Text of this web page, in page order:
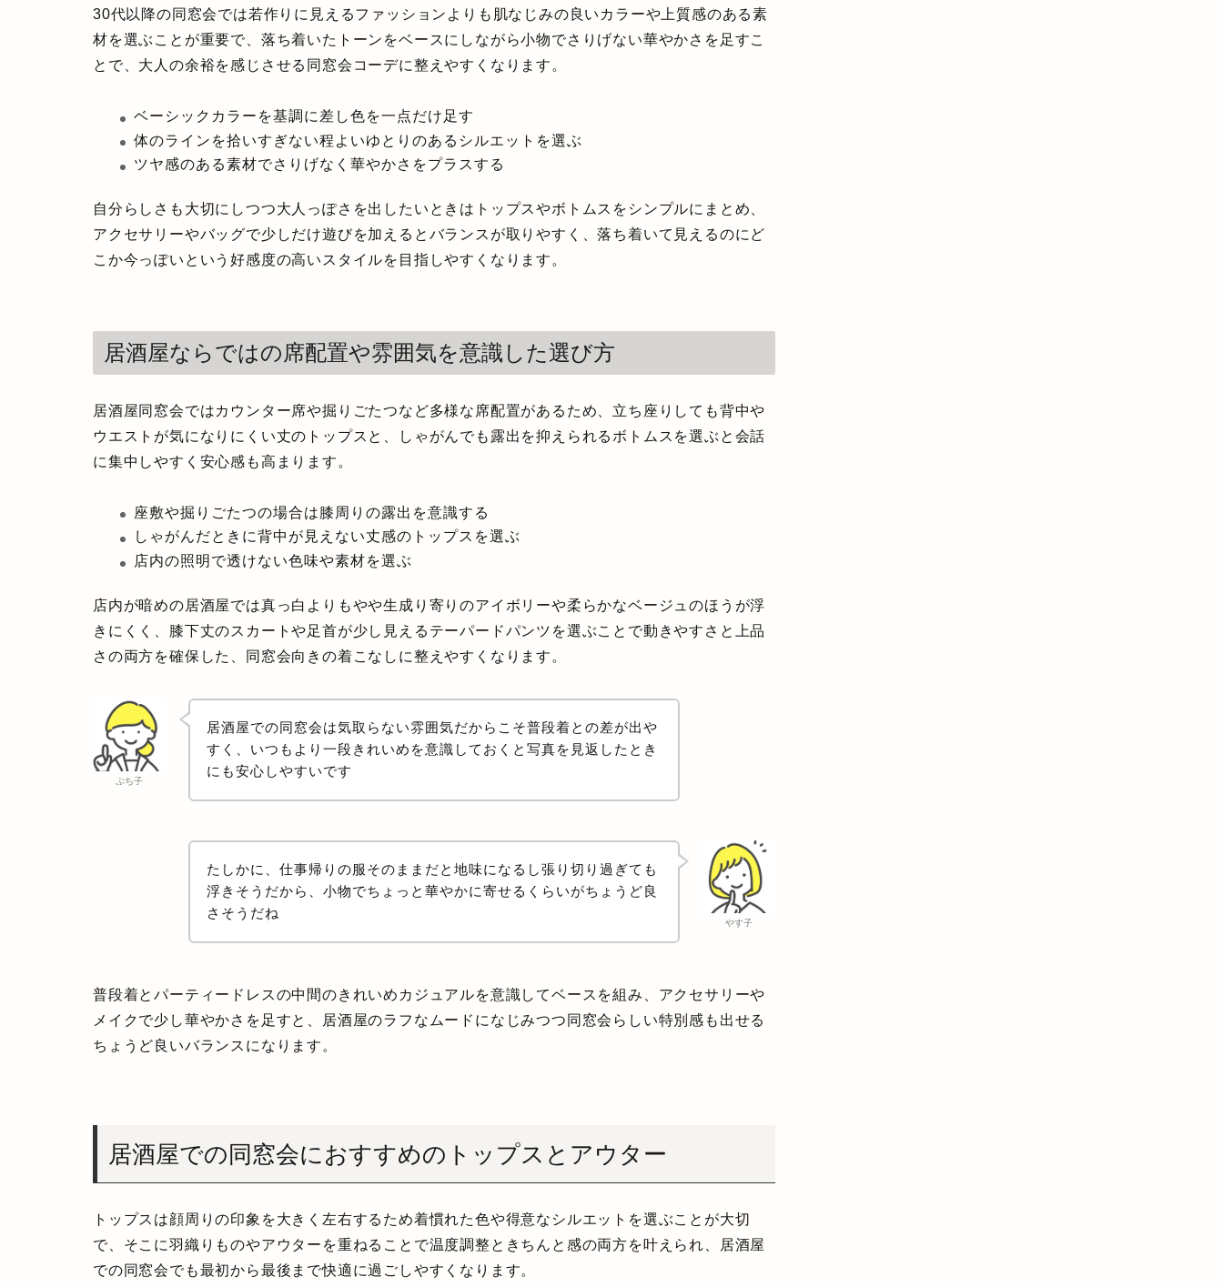
30代以降の同窓会では若作りに見えるファッションよりも肌なじみの良いカラーや上質感のある素
材を選ぶことが重要で、落ち着いたトーンをベースにしながら小物でさりげない華やかさを足すこ
とで、大人の余裕を感じさせる同窓会コーデに整えやすくなります。
ベーシックカラーを基調に差し色を一点だけ足す
体のラインを拾いすぎない程よいゆとりのあるシルエットを選ぶ
ツヤ感のある素材でさりげなく華やかさをプラスする
自分らしさも大切にしつつ大人っぽさを出したいときはトップスやボトムスをシンプルにまとめ、
アクセサリーやバッグで少しだけ遊びを加えるとバランスが取りやすく、落ち着いて見えるのにど
こか今っぽいという好感度の高いスタイルを目指しやすくなります。
居酒屋ならではの席配置や雰囲気を意識した選び方
居酒屋同窓会ではカウンター席や掘りごたつなど多様な席配置があるため、立ち座りしても背中や
ウエストが気になりにくい丈のトップスと、しゃがんでも露出を抑えられるボトムスを選ぶと会話
に集中しやすく安心感も高まります。
座敷や掘りごたつの場合は膝周りの露出を意識する
しゃがんだときに背中が見えない丈感のトップスを選ぶ
店内の照明で透けない色味や素材を選ぶ
店内が暗めの居酒屋では真っ白よりもやや生成り寄りのアイボリーや柔らかなベージュのほうが浮
きにくく、膝下丈のスカートや足首が少し見えるテーパードパンツを選ぶことで動きやすさと上品
さの両方を確保した、同窓会向きの着こなしに整えやすくなります。
ぷち子
居酒屋での同窓会は気取らない雰囲気だからこそ普段着との差が出や
すく、いつもより一段きれいめを意識しておくと写真を見返したとき
にも安心しやすいです
やす子
たしかに、仕事帰りの服そのままだと地味になるし張り切り過ぎても
浮きそうだから、小物でちょっと華やかに寄せるくらいがちょうど良
さそうだね
普段着とパーティードレスの中間のきれいめカジュアルを意識してベースを組み、アクセサリーや
メイクで少し華やかさを足すと、居酒屋のラフなムードになじみつつ同窓会らしい特別感も出せる
ちょうど良いバランスになります。
居酒屋での同窓会におすすめのトップスとアウター
トップスは顔周りの印象を大きく左右するため着慣れた色や得意なシルエットを選ぶことが大切
で、そこに羽織りものやアウターを重ねることで温度調整ときちんと感の両方を叶えられ、居酒屋
での同窓会でも最初から最後まで快適に過ごしやすくなります。